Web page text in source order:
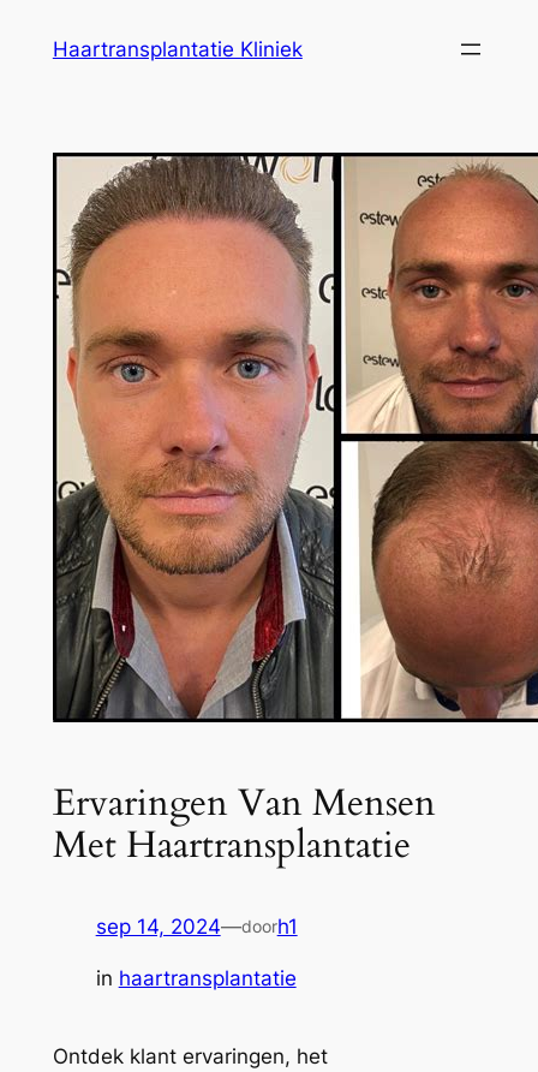
Haartransplantatie Kliniek
Ervaringen Van Mensen
Met Haartransplantatie
sep 14, 2024—doorh1
in haartransplantatie
Ontdek klant ervaringen, het